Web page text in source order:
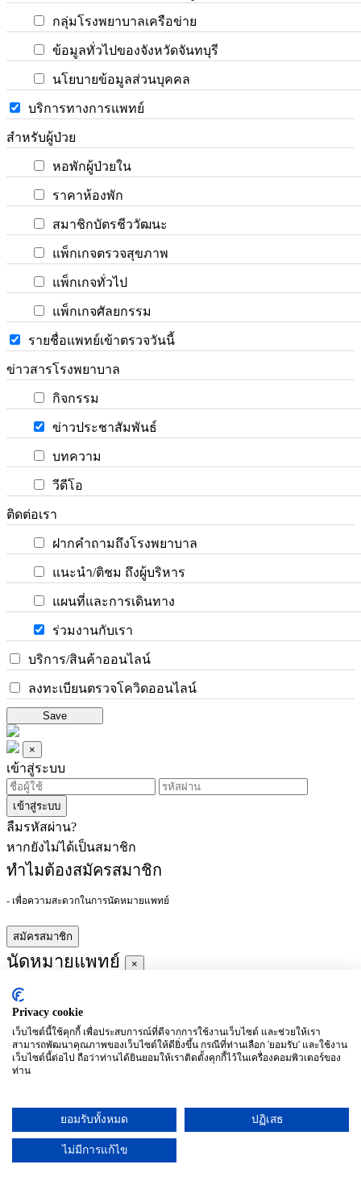
กลุ่มโรงพยาบาลเครือข่าย
ข้อมูลทั่วไปของจังหวัดจันทบุรี
นโยบายข้อมูลส่วนบุคคล
บริการทางการแพทย์
สำหรับผู้ป่วย
หอพักผู้ป่วยใน
ราคาห้องพัก
สมาชิกบัตรชีววัฒนะ
แพ็กเกจตรวจสุขภาพ
แพ็กเกจทั่วไป
แพ็กเกจศัลยกรรม
รายชื่อแพทย์เข้าตรวจวันนี้
ข่าวสารโรงพยาบาล
กิจกรรม
ข่าวประชาสัมพันธ์
บทความ
วีดีโอ
ติดต่อเรา
ฝากคำถามถึงโรงพยาบาล
แนะนำ/ติชม ถึงผู้บริหาร
แผนที่และการเดินทาง
ร่วมงานกับเรา
บริการ/สินค้าออนไลน์
ลงทะเบียนตรวจโควิดออนไลน์
Save
×
เข้าสู่ระบบ
เข้าสู่ระบบ
ลืมรหัสผ่าน?
หากยังไม่ได้เป็นสมาชิก
ทำไมต้องสมัครสมาชิก
- เพื่อความสะดวกในการนัดหมายแพทย์
สมัครสมาชิก
นัดหมายแพทย์ ×
ผู้ชำนาญการ
ประจำ :
อาทิตย์
จันทร์
(27/09)
อังคาร
(28/09)
พุธ
พฤหัสบดี
ศุกร์
เสาร์
Privacy cookie
เว็บไซต์นี้ใช้คุกกี้ เพื่อประสบการณ์ที่ดีจากการใช้งานเว็บไซต์ และช่วยให้เรา
สามารถพัฒนาคุณภาพของเว็บไซต์ให้ดียิ่งขึ้น กรณีที่ท่านเลือก 'ยอมรับ' และใช้งาน
เว็บไซต์นี้ต่อไป ถือว่าท่านได้ยินยอมให้เราติดตั้งคุกกี้ไว้ในเครื่องคอมพิวเตอร์ของ
ท่าน
ยอมรับทั้งหมด ปฏิเสธ
ไม่มีการแก้ไข